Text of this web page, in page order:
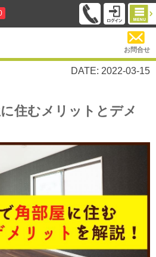
お問合せ
DATE: 2022-03-15
住むメリットとデメ